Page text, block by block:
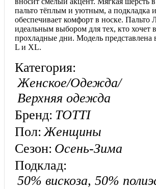
пальто тёплым и уютным, а подкладка
обеспечивает комфорт в носке. Пальто
идеальным выбором для тех, кто хочет
прохладные дни. Модель представлена
L и XL.
Категория:
Женское/Одежда/
Верхняя одежда
Бренд: TOTTI
Пол: Женщины
Сезон: Осень-Зима
Подклад:
50% вискоза, 50%